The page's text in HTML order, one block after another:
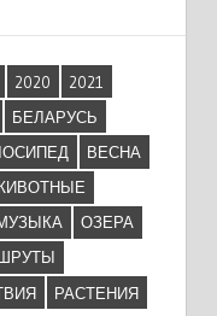
2020
2021
БЕЛАРУСЬ
ВЕСНА
ОЗЕРА
РАСТЕНИЯ